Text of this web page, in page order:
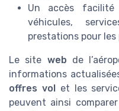
Un accès
véhicules,
prestations pour les
Le site web de
informations
offres volet les
peuvent ainsi